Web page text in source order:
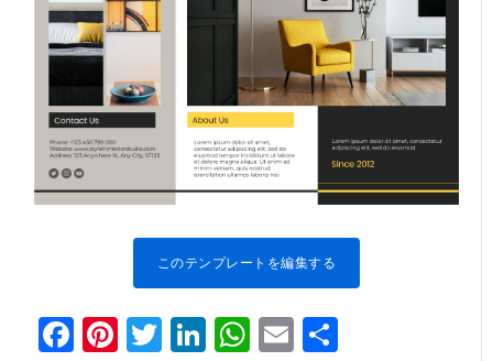
このテンプレートを編集する
Facebook
Pinterest
Twitter
LinkedIn
WhatsApp
Email